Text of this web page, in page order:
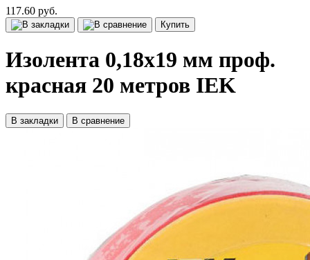
117.60 руб.
Купить
Изолента 0,18х19 мм проф.
красная 20 метров IEK
В закладки В сравнение